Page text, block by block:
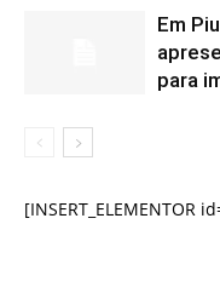
Em
para
[INSERT_ELEMENTOR